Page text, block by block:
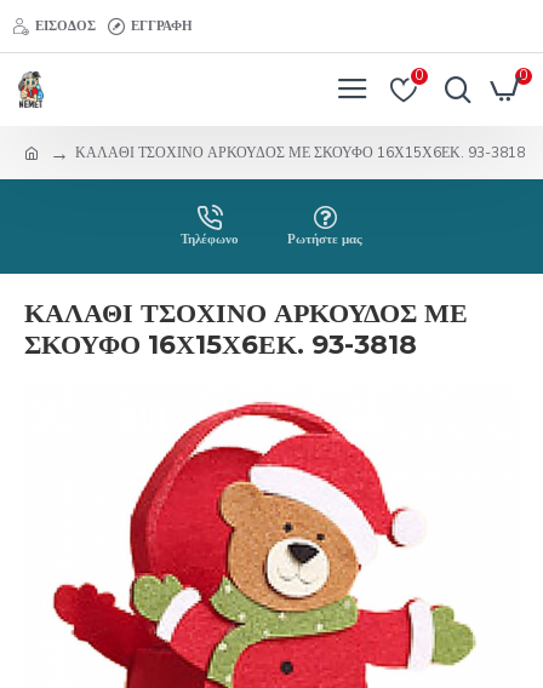
ΕΊΣΟΔΟΣ ΕΓΓΡΑΦΉ
0 0
ΚΑΛΑΘΙ ΤΣΟΧΙΝΟ ΑΡΚΟΥΔΟΣ ΜΕ ΣΚΟΥΦΟ 16Χ15Χ6ΕΚ. 93-3818
Τηλέφωνο Ρωτήστε μας
ΚΑΛΑΘΙ ΤΣΟΧΙΝΟ ΑΡΚΟΥΔΟΣ ΜΕ
ΣΚΟΥΦΟ 16Χ15Χ6ΕΚ. 93-3818